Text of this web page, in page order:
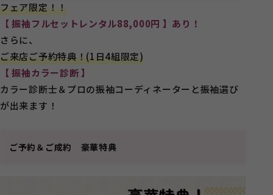
フェア限定！！
【 振袖フルセットレンタル88,000円 】あり！
さらに、
ご来店ご予約特典！(1日4組限定)
【 振袖カラー診断 】
カラー診断士＆プロの振袖コーディネーターと振袖選び
が出来ます！
ご予約＆ご成約 豪華特典